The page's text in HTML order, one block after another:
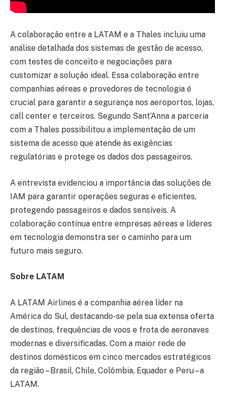
A colaboração entre a LATAM e a Thales incluiu uma
análise detalhada dos sistemas de gestão de acesso,
com testes de conceito e negociações para
customizar a solução ideal. Essa colaboração entre
companhias aéreas e provedores de tecnologia é
crucial para garantir a segurança nos aeroportos, lojas,
call center e terceiros. Segundo Sant’Anna a parceria
com a Thales possibilitou a implementação de um
sistema de acesso que atende às exigências
regulatórias e protege os dados dos passageiros.
A entrevista evidenciou a importância das soluções de
IAM para garantir operações seguras e eficientes,
protegendo passageiros e dados sensíveis. A
colaboração contínua entre empresas aéreas e líderes
em tecnologia demonstra ser o caminho para um
futuro mais seguro.
Sobre LATAM
A LATAM Airlines é a companhia aérea líder na
América do Sul, destacando-se pela sua extensa oferta
de destinos, frequências de voos e frota de aeronaves
modernas e diversificadas. Com a maior rede de
destinos domésticos em cinco mercados estratégicos
da região – Brasil, Chile, Colômbia, Equador e Peru – a
LATAM.